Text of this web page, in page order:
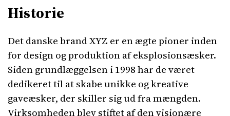
Historie
Det danske brand XYZ er en ægte pioner inden
for design og produktion af eksplosionsæsker.
Siden grundlæggelsen i 1998 har de været
dedikeret til at skabe unikke og kreative
gaveæsker, der skiller sig ud fra mængden.
Virksomheden blev stiftet af den visionære